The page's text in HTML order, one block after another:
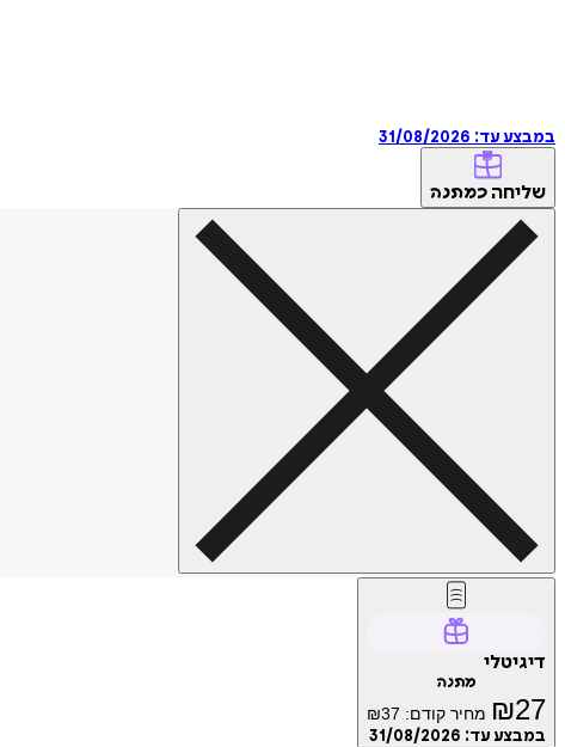
במבצע עד: 31/08/2026
שליחה כמתנה
דיגיטלי
מתנה
₪27 מחיר קודם: ₪37
במבצע עד: 31/08/2026